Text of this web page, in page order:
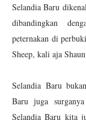
Selandia Baru
dibandingkan
peternakan di
Sheep, kali aja
Selandia Baru
Baru juga
Selandia Baru kita